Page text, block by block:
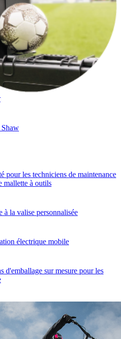
pour les techniciens de maintenance
mallette à outils
à la valise personnalisée
électrique mobile
d'emballage sur mesure pour les